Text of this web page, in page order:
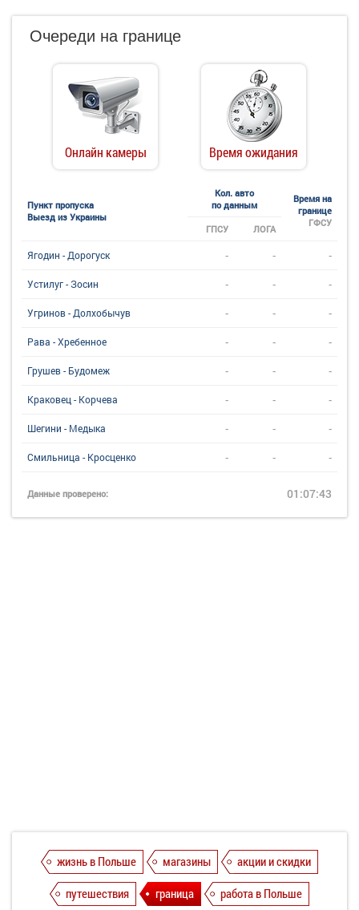
Очереди на границе
Онлайн камеры Время ожидания
Пункт пропуска
Выезд из Украины
Кол. авто
по данным
Время на
границе
ГФСУ
ГПСУ ЛОГА
Ягодин - Дорогуск - - -
Устилуг - Зосин - - -
Угринов - Долхобычув - - -
Рава - Хребенное - - -
Грушев - Будомеж - - -
Краковец - Корчева - - -
Шегини - Медыка - - -
Смильница - Кросценко - - -
Данные проверено: 01:07:43
жизнь в Польше магазины
акции и скидки
путешествия
граница
работа в Польше